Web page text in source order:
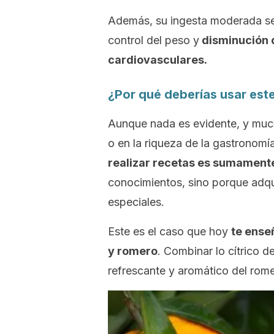
Además, su ingesta moderada
control del peso y disminución
cardiovasculares.
¿Por qué deberías usar
Aunque nada es evidente, y
o en la riqueza de la
realizar recetas es
conocimientos, sino porque
especiales.
Este es el caso que hoy te
y romero. Combinar lo cítrico
refrescante y aromático del